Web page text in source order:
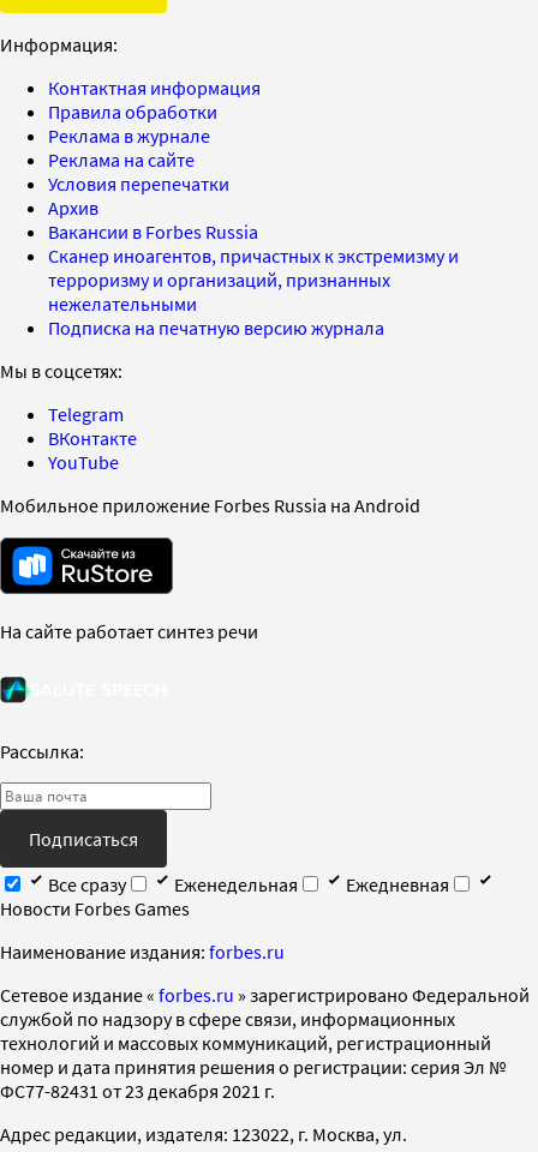
Информация:
Контактная информация
Правила обработки
Реклама в журнале
Реклама на сайте
Условия перепечатки
Архив
Вакансии в Forbes Russia
Сканер иноагентов, причастных к экстремизму и
терроризму и организаций, признанных
нежелательными
Подписка на печатную версию журнала
Мы в соцсетях:
Telegram
ВКонтакте
YouTube
Мобильное приложение Forbes Russia на Android
На сайте работает синтез речи
Рассылка:
Подписаться
Все сразу
Еженедельная
Ежедневная
Новости Forbes Games
Наименование издания: forbes.ru
Cетевое издание « forbes.ru » зарегистрировано Федеральной
службой по надзору в сфере связи, информационных
технологий и массовых коммуникаций, регистрационный
номер и дата принятия решения о регистрации: серия Эл №
ФС77-82431 от 23 декабря 2021 г.
Адрес редакции, издателя: 123022, г. Москва, ул.